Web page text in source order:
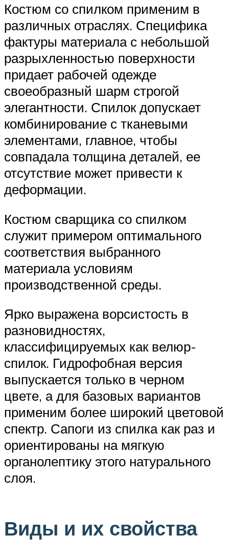
Костюм со спилком применим в
различных отраслях. Специфика
фактуры материала с небольшой
разрыхленностью поверхности
придает рабочей одежде
своеобразный шарм строгой
элегантности. Спилок допускает
комбинирование с тканевыми
элементами, главное, чтобы
совпадала толщина деталей, ее
отсутствие может привести к
деформации.
Костюм сварщика со спилком
служит примером оптимального
соответствия выбранного
материала условиям
производственной среды.
Ярко выражена ворсистость в
разновидностях,
классифицируемых как велюр-
спилок. Гидрофобная версия
выпускается только в черном
цвете, а для базовых вариантов
применим более широкий цветовой
спектр. Сапоги из спилка как раз и
ориентированы на мягкую
органолептику этого натурального
слоя.
Виды и их свойства